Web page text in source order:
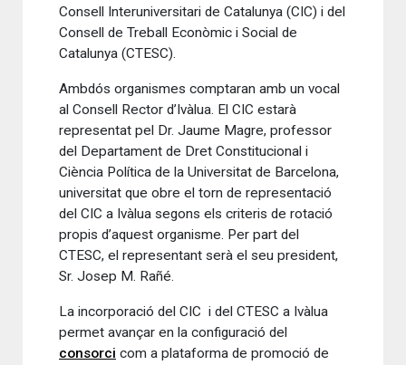
Consell Interuniversitari de Catalunya (CIC) i del
Consell de Treball Econòmic i Social de
Catalunya (CTESC).
Ambdós organismes comptaran amb un vocal
al Consell Rector d’Ivàlua. El CIC estarà
representat pel Dr. Jaume Magre, professor
del Departament de Dret Constitucional i
Ciència Política de la Universitat de Barcelona,
universitat que obre el torn de representació
del CIC a Ivàlua segons els criteris de rotació
propis d’aquest organisme. Per part del
CTESC, el representant serà el seu president,
Sr. Josep M. Rañé.
La incorporació del CIC i del CTESC a Ivàlua
permet avançar en la configuració del
consorci com a plataforma de promoció de